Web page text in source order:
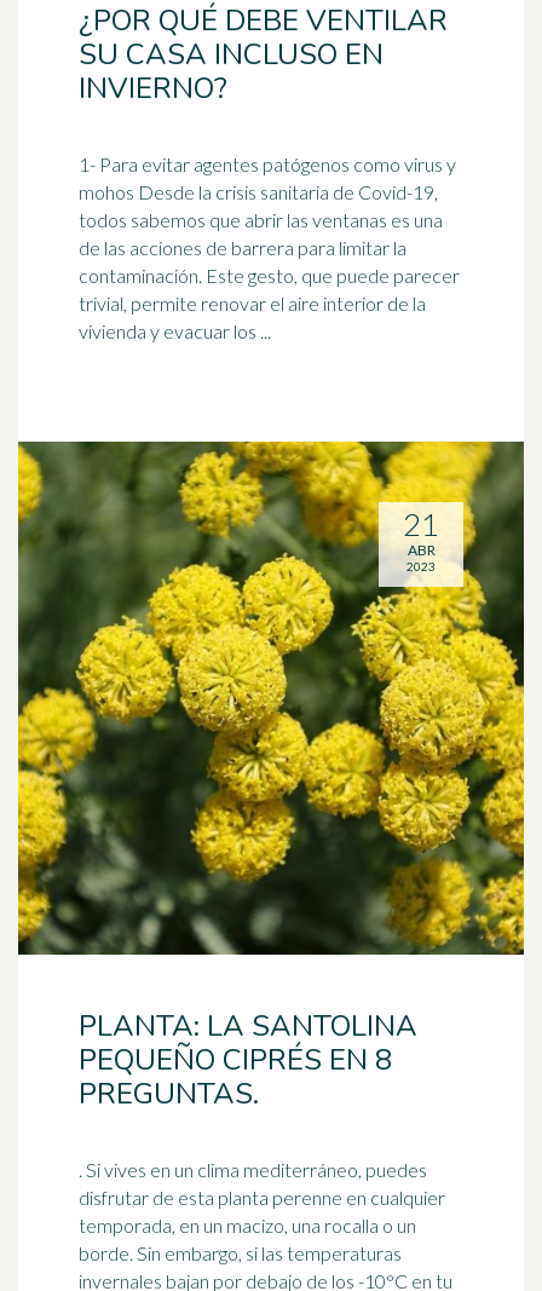
¿POR QUÉ DEBE VENTILAR
SU CASA INCLUSO EN
INVIERNO?
1- Para evitar agentes patógenos como virus y
mohos Desde la crisis sanitaria de Covid-19,
todos sabemos que abrir las ventanas es una
de las acciones de barrera para limitar la
contaminación. Este gesto, que puede parecer
trivial, permite renovar el aire interior de la
vivienda y evacuar los ...
PLANTA: LA SANTOLINA
PEQUEÑO CIPRÉS EN 8
PREGUNTAS.
. Si vives en un clima mediterráneo, puedes
disfrutar de esta planta perenne en cualquier
temporada, en un macizo, una rocalla o un
borde. Sin embargo, si las temperaturas
invernales bajan por debajo de los -10°C en tu
21
ABR
2023